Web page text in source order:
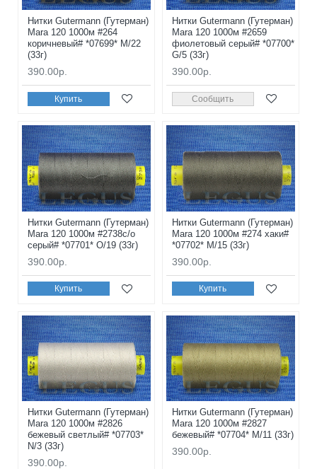
Нитки Gutermann (Гутерман)
Mara 120 1000м #264
коричневый# *07699* M/22
(33г)
390.00р.
Купить
Нитки Gutermann (Гутерман)
Mara 120 1000м #2659
фиолетовый серый# *07700*
G/5 (33г)
390.00р.
Сообщить
Нитки Gutermann (Гутерман)
Mara 120 1000м #2738с/о
серый# *07701* O/19 (33г)
390.00р.
Купить
Нитки Gutermann (Гутерман)
Mara 120 1000м #274 хаки#
*07702* M/15 (33г)
390.00р.
Купить
Нитки Gutermann (Гутерман)
Mara 120 1000м #2826
бежевый светлый# *07703*
N/3 (33г)
390.00р.
Нитки Gutermann (Гутерман)
Mara 120 1000м #2827
бежевый# *07704* M/11 (33г)
390.00р.